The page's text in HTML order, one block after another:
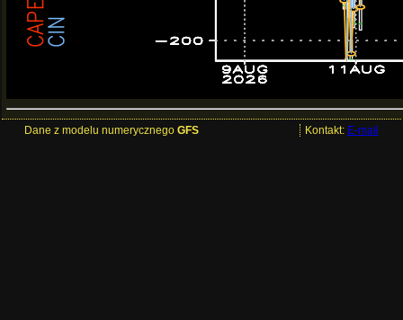
Dane z modelu numerycznego GFS Kontakt: E-mail